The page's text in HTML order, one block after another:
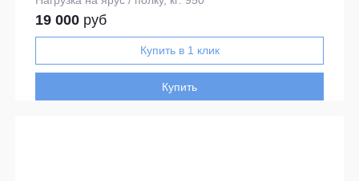
19 000 руб
Купить